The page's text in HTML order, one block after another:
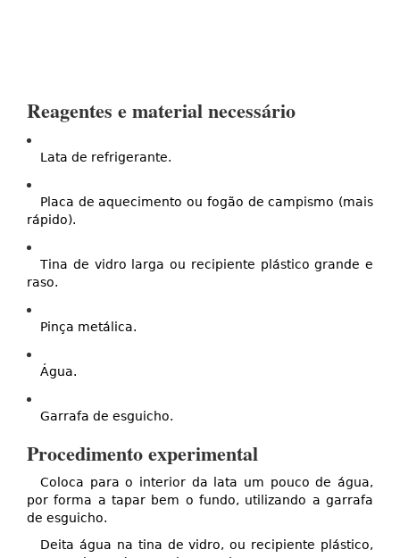
Reagentes e material necessário
Lata de refrigerante.
Placa de aquecimento ou fogão de campismo (mais
rápido).
Tina de vidro larga ou recipiente plástico grande e
raso.
Pinça metálica.
Água.
Garrafa de esguicho.
Procedimento experimental
Coloca para o interior da lata um pouco de água,
por forma a tapar bem o fundo, utilizando a garrafa
de esguicho.
Deita água na tina de vidro, ou recipiente plástico,